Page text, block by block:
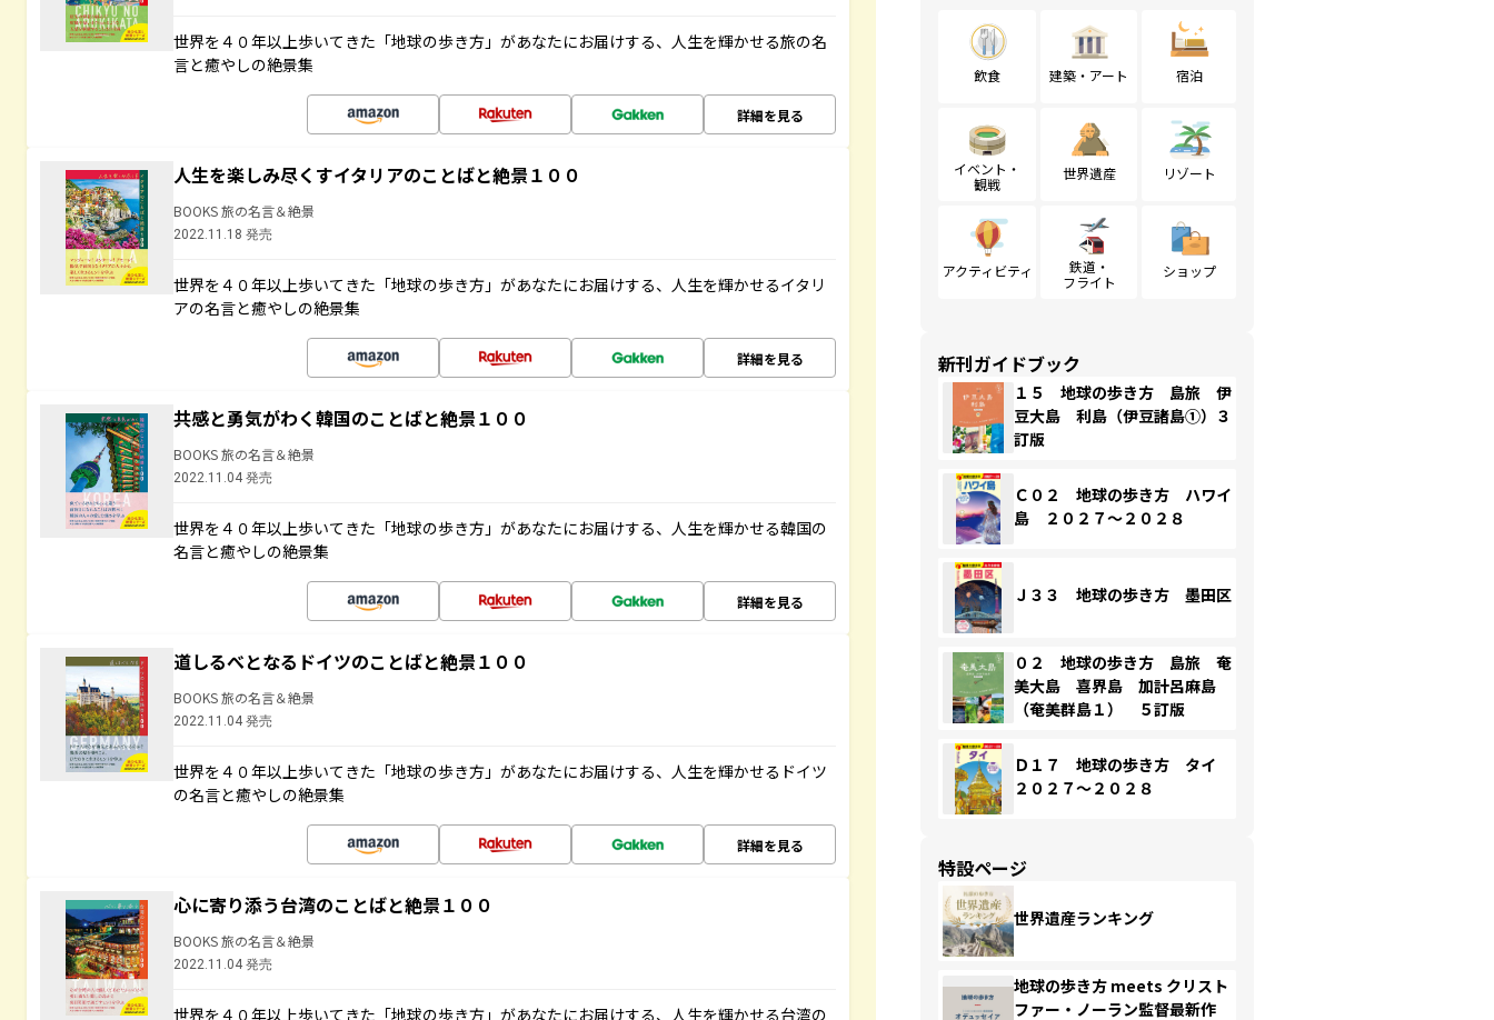
世界を４０年以上歩いてきた「地球の歩き方」があなたにお届けする、人生を輝かせる旅の名
言と癒やしの絶景集
詳細を見る
人生を楽しみ尽くすイタリアのことばと絶景１００
BOOKS 旅の名言＆絶景
2022.11.18 発売
世界を４０年以上歩いてきた「地球の歩き方」があなたにお届けする、人生を輝かせるイタリ
アの名言と癒やしの絶景集
詳細を見る
共感と勇気がわく韓国のことばと絶景１００
BOOKS 旅の名言＆絶景
2022.11.04 発売
世界を４０年以上歩いてきた「地球の歩き方」があなたにお届けする、人生を輝かせる韓国の
名言と癒やしの絶景集
詳細を見る
道しるべとなるドイツのことばと絶景１００
BOOKS 旅の名言＆絶景
2022.11.04 発売
世界を４０年以上歩いてきた「地球の歩き方」があなたにお届けする、人生を輝かせるドイツ
の名言と癒やしの絶景集
詳細を見る
心に寄り添う台湾のことばと絶景１００
BOOKS 旅の名言＆絶景
2022.11.04 発売
世界を４０年以上歩いてきた「地球の歩き方」があなたにお届けする、人生を輝かせる台湾の
飲食 建築・アート 宿泊
イベント・
観戦
世界遺産 リゾート
アクティビティ
鉄道・
フライト
ショップ
新刊ガイドブック
１５ 地球の歩き方 島旅 伊
豆大島 利島（伊豆諸島①）３
訂版
Ｃ０２ 地球の歩き方 ハワイ
島 ２０２７～２０２８
Ｊ３３ 地球の歩き方 墨田区
０２ 地球の歩き方 島旅 奄
美大島 喜界島 加計呂麻島
（奄美群島１） ５訂版
Ｄ１７ 地球の歩き方 タイ
２０２７～２０２８
特設ページ
世界遺産ランキング
地球の歩き方 meets クリスト
ファー・ノーラン監督最新作